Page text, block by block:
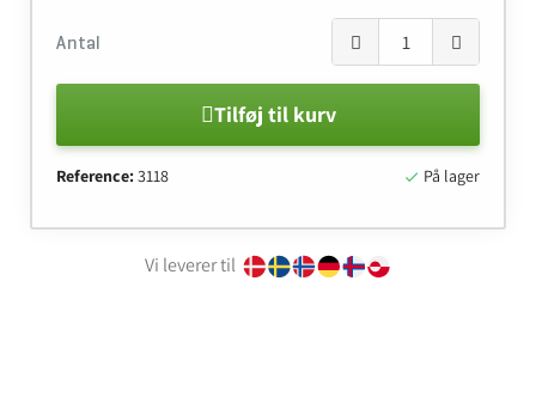
Antal
Tilføj til kurv
Reference:3118  På lager
Vi leverer til